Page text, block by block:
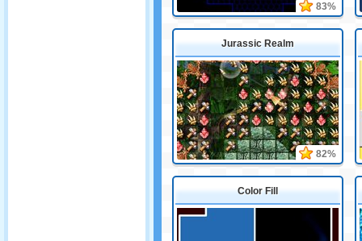
83%
Jurassic Realm
82%
Color Fill